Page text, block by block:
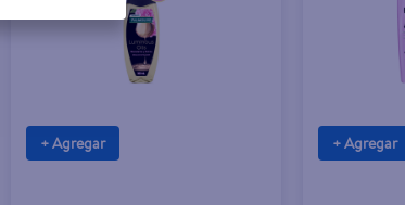
+ Agregar + Agregar